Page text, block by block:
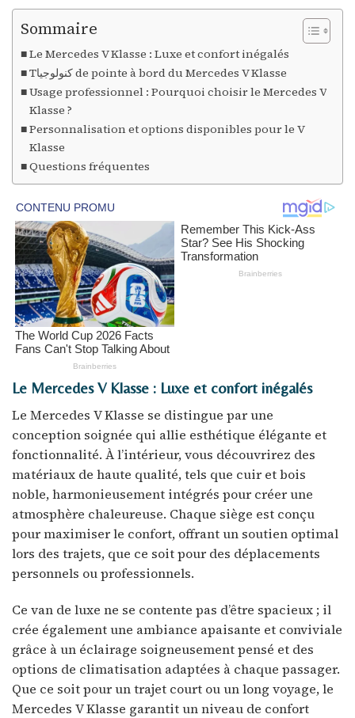
Sommaire
Le Mercedes V Klasse : Luxe et confort inégalés
Tكنولوجيا de pointe à bord du Mercedes V Klasse
Usage professionnel : Pourquoi choisir le Mercedes V
Klasse ?
Personnalisation et options disponibles pour le V
Klasse
Questions fréquentes
Le Mercedes V Klasse : Luxe et confort inégalés
Le Mercedes V Klasse se distingue par une
conception soignée qui allie esthétique élégante et
fonctionnalité. À l’intérieur, vous découvrirez des
matériaux de haute qualité, tels que cuir et bois
noble, harmonieusement intégrés pour créer une
atmosphère chaleureuse. Chaque siège est conçu
pour maximiser le confort, offrant un soutien optimal
lors des trajets, que ce soit pour des déplacements
personnels ou professionnels.
Ce van de luxe ne se contente pas d’être spacieux ; il
crée également une ambiance apaisante et conviviale
grâce à un éclairage soigneusement pensé et des
options de climatisation adaptées à chaque passager.
Que ce soit pour un trajet court ou un long voyage, le
Mercedes V Klasse garantit un niveau de confort